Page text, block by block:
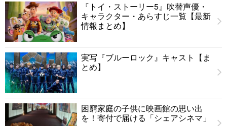
『トイ・ストーリー5』吹替声優・
キャラクター・あらすじ一覧【最新
情報まとめ】
実写『ブルーロック』キャスト【ま
とめ】
困窮家庭の子供に映画館の思い出
を！寄付で届ける「シェアシネマ」